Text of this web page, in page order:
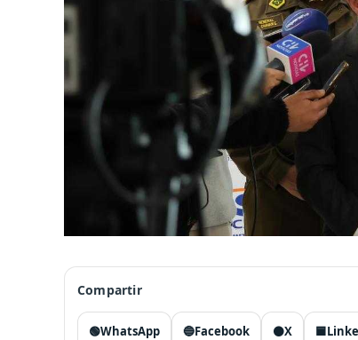
Compartir
🟢WhatsApp 🔵Facebook ⚫X 🟦